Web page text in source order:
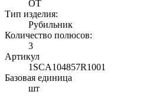
OT
Тип изделия:
Рубильник
Количество полюсов:
3
Артикул
1SCA104857R1001
Базовая единица
шт